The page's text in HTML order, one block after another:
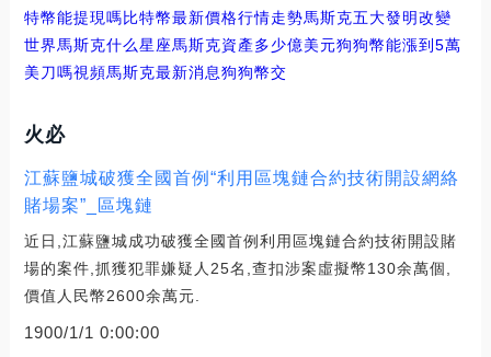
特幣能提現嗎比特幣最新價格行情走勢馬斯克五大發明改變
世界馬斯克什么星座馬斯克資產多少億美元狗狗幣能漲到5萬
美刀嗎視頻馬斯克最新消息狗狗幣交
火必
江蘇鹽城破獲全國首例“利用區塊鏈合約技術開設網絡
賭場案”_區塊鏈
近日,江蘇鹽城成功破獲全國首例利用區塊鏈合約技術開設賭
場的案件,抓獲犯罪嫌疑人25名,查扣涉案虛擬幣130余萬個,
價值人民幣2600余萬元.
1900/1/1 0:00:00